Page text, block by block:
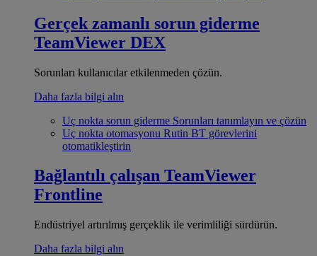
Gerçek zamanlı sorun giderme
TeamViewer DEX
Sorunları kullanıcılar etkilenmeden çözün.
Daha fazla bilgi alın
Uç nokta sorun giderme Sorunları tanımlayın ve çözün
Uç nokta otomasyonu Rutin BT görevlerini
otomatikleştirin
Bağlantılı çalışan TeamViewer
Frontline
Endüstriyel artırılmış gerçeklik ile verimliliği sürdürün.
Daha fazla bilgi alın